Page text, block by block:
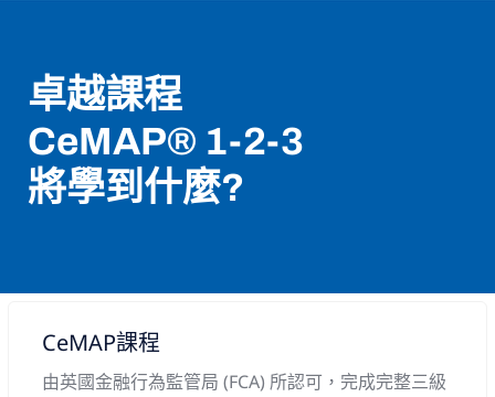
卓越課程
CeMAP® 1-2-3
將學到什麼?
CeMAP課程
由英國金融行為監管局 (FCA) 所認可，完成完整三級